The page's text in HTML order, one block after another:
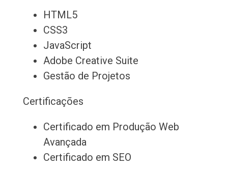
HTML5
CSS3
JavaScript
Adobe Creative Suite
Gestão de Projetos
Certificações
Certificado em Produção Web
Avançada
Certificado em SEO